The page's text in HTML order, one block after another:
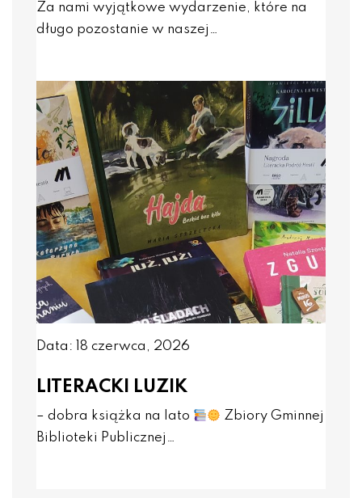
Za nami wyjątkowe wydarzenie, które na
długo pozostanie w naszej…
Data: 18 czerwca, 2026
LITERACKI LUZIK
– dobra książka na lato
Zbiory Gminnej
Biblioteki Publicznej…